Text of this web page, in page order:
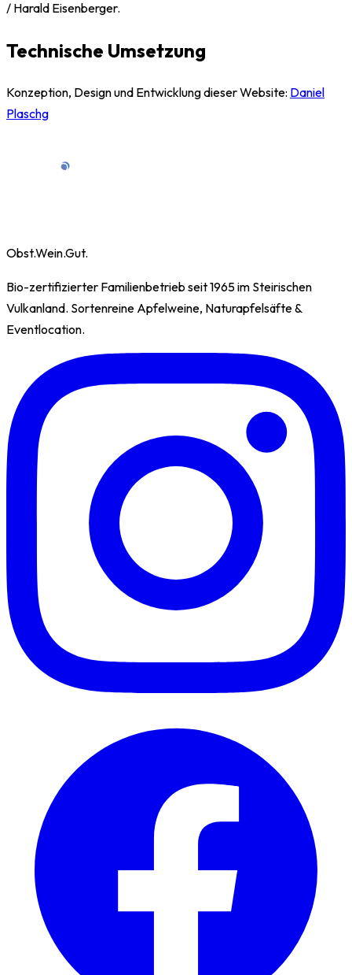
/ Harald Eisenberger.
Technische Umsetzung
Konzeption, Design und Entwicklung dieser Website: Daniel
Plaschg
Obst.Wein.Gut.
Bio-zertifizierter Familienbetrieb seit 1965 im Steirischen
Vulkanland. Sortenreine Apfelweine, Naturapfelsäfte &
Eventlocation.